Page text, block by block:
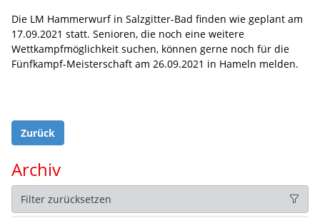
Die LM Hammerwurf in Salzgitter-Bad finden wie geplant am
17.09.2021 statt. Senioren, die noch eine weitere
Wettkampfmöglichkeit suchen, können gerne noch für die
Fünfkampf-Meisterschaft am 26.09.2021 in Hameln melden.
Zurück
Archiv
Filter zurücksetzen